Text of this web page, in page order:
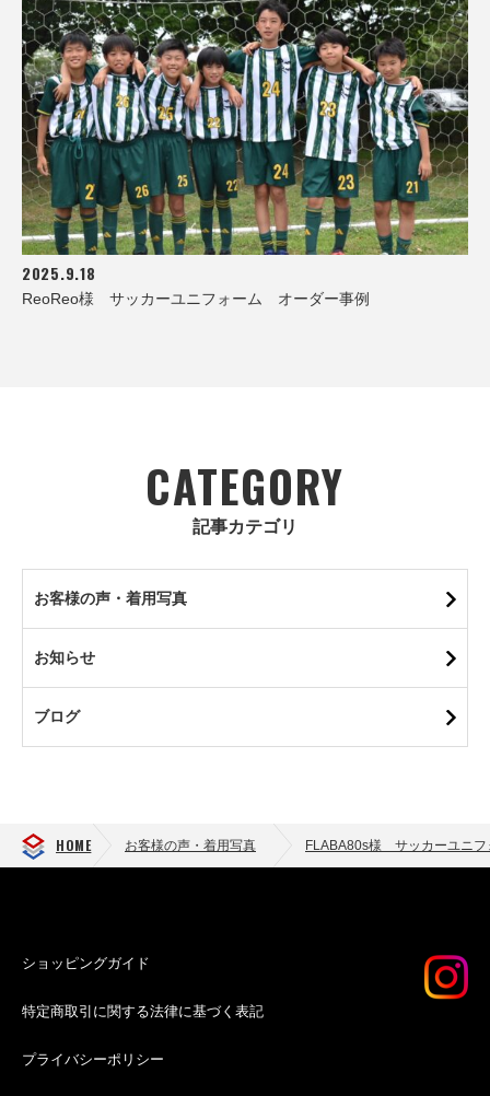
2025.9.18
ReoReo様 サッカーユニフォーム オーダー事例
CATEGORY
記事カテゴリ
お客様の声・着用写真
お知らせ
ブログ
HOME お客様の声・着用写真 FLABA80s様 サッカーユニ
ショッピングガイド
特定商取引に関する法律に基づく表記
プライバシーポリシー